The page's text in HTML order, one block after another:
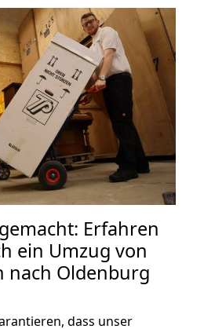
Erfahren
ein Umzug von
nach Oldenburg
dass unser